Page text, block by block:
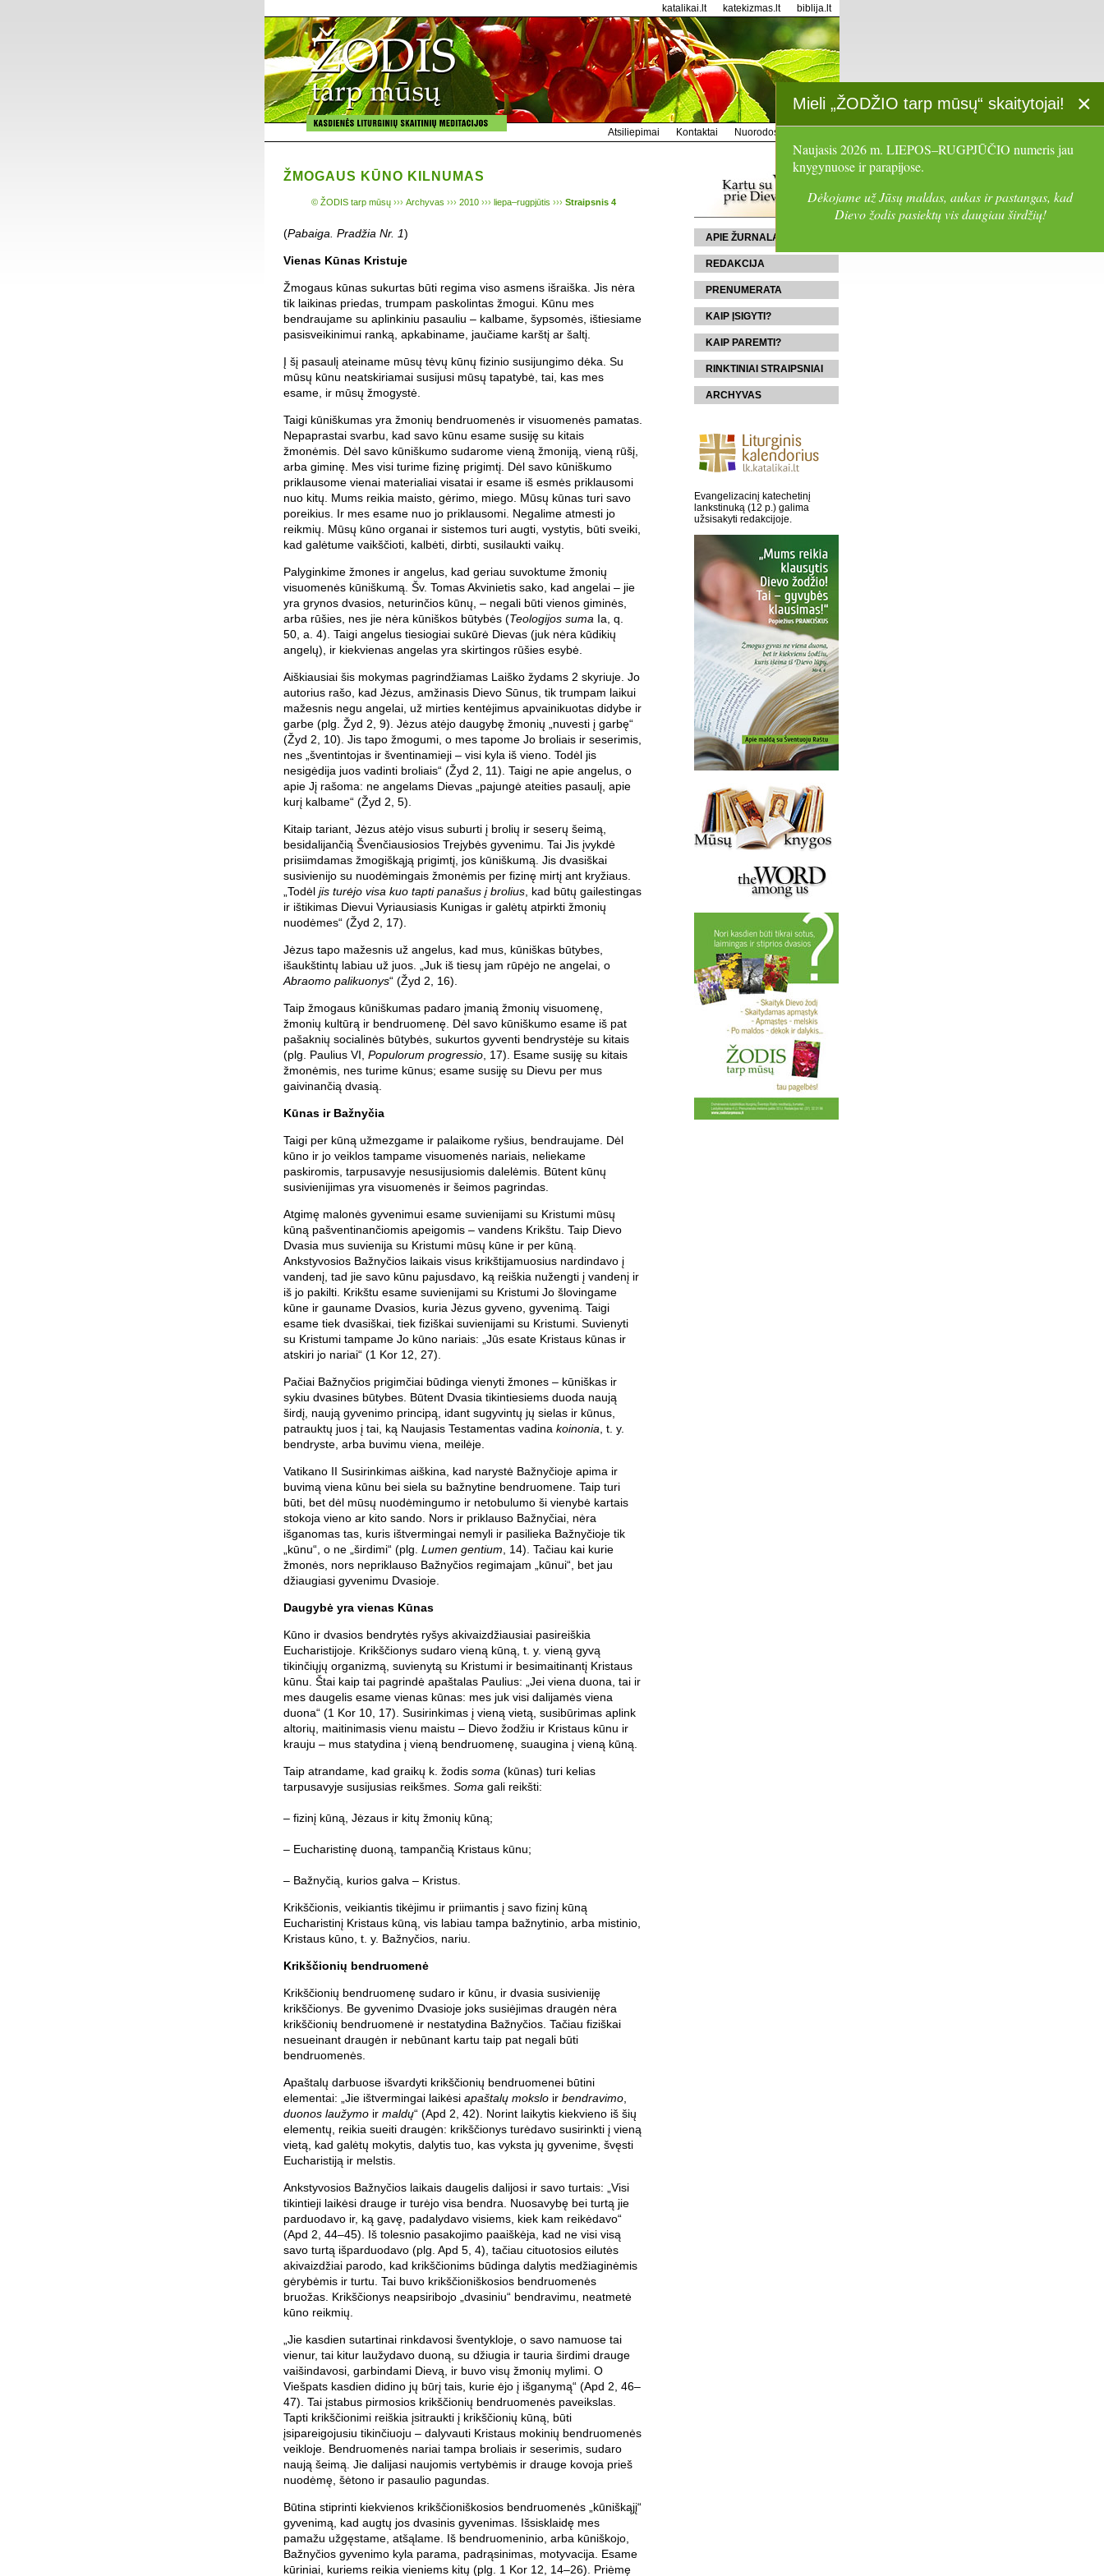
katalikai.lt katekizmas.lt biblija.lt
Atsiliepimai Kontaktai Nuorodos
ŽMOGAUS KŪNO KILNUMAS
© ŽODIS tarp mūsų ››› Archyvas ››› 2010 ››› liepa–rugpjūtis ››› Straipsnis 4
(Pabaiga. Pradžia Nr. 1)
Vienas Kūnas Kristuje
Žmogaus kūnas sukurtas būti regima viso asmens išraiška. Jis nėra
tik laikinas priedas, trumpam paskolintas žmogui. Kūnu mes
bendraujame su aplinkiniu pasauliu – kalbame, šypsomės, ištiesiame
pasisveikinimui ranką, apkabiname, jaučiame karštį ar šaltį.
Į šį pasaulį ateiname mūsų tėvų kūnų fizinio susijungimo dėka. Su
mūsų kūnu neatskiriamai susijusi mūsų tapatybė, tai, kas mes
esame, ir mūsų žmogystė.
Taigi kūniškumas yra žmonių bendruomenės ir visuomenės pamatas.
Nepaprastai svarbu, kad savo kūnu esame susiję su kitais
žmonėmis. Dėl savo kūniškumo sudarome vieną žmoniją, vieną rūšį,
arba giminę. Mes visi turime fizinę prigimtį. Dėl savo kūniškumo
priklausome vienai materialiai visatai ir esame iš esmės priklausomi
nuo kitų. Mums reikia maisto, gėrimo, miego. Mūsų kūnas turi savo
poreikius. Ir mes esame nuo jo priklausomi. Negalime atmesti jo
reikmių. Mūsų kūno organai ir sistemos turi augti, vystytis, būti sveiki,
kad galėtume vaikščioti, kalbėti, dirbti, susilaukti vaikų.
Palyginkime žmones ir angelus, kad geriau suvoktume žmonių
visuomenės kūniškumą. Šv. Tomas Akvinietis sako, kad angelai – jie
yra grynos dvasios, neturinčios kūnų, – negali būti vienos giminės,
arba rūšies, nes jie nėra kūniškos būtybės (Teologijos suma Ia, q.
50, a. 4). Taigi angelus tiesiogiai sukūrė Dievas (juk nėra kūdikių
angelų), ir kiekvienas angelas yra skirtingos rūšies esybė.
Aiškiausiai šis mokymas pagrindžiamas Laiško žydams 2 skyriuje. Jo
autorius rašo, kad Jėzus, amžinasis Dievo Sūnus, tik trumpam laikui
mažesnis negu angelai, už mirties kentėjimus apvainikuotas didybe ir
garbe (plg. Žyd 2, 9). Jėzus atėjo daugybę žmonių „nuvesti į garbę“
(Žyd 2, 10). Jis tapo žmogumi, o mes tapome Jo broliais ir seserimis,
nes „šventintojas ir šventinamieji – visi kyla iš vieno. Todėl jis
nesigėdija juos vadinti broliais“ (Žyd 2, 11). Taigi ne apie angelus, o
apie Jį rašoma: ne angelams Dievas „pajungė ateities pasaulį, apie
kurį kalbame“ (Žyd 2, 5).
Kitaip tariant, Jėzus atėjo visus suburti į brolių ir seserų šeimą,
besidalijančią Švenčiausiosios Trejybės gyvenimu. Tai Jis įvykdė
prisiimdamas žmogiškąją prigimtį, jos kūniškumą. Jis dvasiškai
susivienijo su nuodėmingais žmonėmis per fizinę mirtį ant kryžiaus.
„Todėl jis turėjo visa kuo tapti panašus į brolius , kad būtų gailestingas
ir ištikimas Dievui Vyriausiasis Kunigas ir galėtų atpirkti žmonių
nuodėmes“ (Žyd 2, 17).
Jėzus tapo mažesnis už angelus, kad mus, kūniškas būtybes,
išaukštintų labiau už juos. „Juk iš tiesų jam rūpėjo ne angelai, o
Abraomo palikuonys“ (Žyd 2, 16).
Taip žmogaus kūniškumas padaro įmanią žmonių visuomenę,
žmonių kultūrą ir bendruomenę. Dėl savo kūniškumo esame iš pat
pašaknių socialinės būtybės, sukurtos gyventi bendrystėje su kitais
(plg. Paulius VI, Populorum progressio , 17). Esame susiję su kitais
žmonėmis, nes turime kūnus; esame susiję su Dievu per mus
gaivinančią dvasią.
Kūnas ir Bažnyčia
Taigi per kūną užmezgame ir palaikome ryšius, bendraujame. Dėl
kūno ir jo veiklos tampame visuomenės nariais, neliekame
paskiromis, tarpusavyje nesusijusiomis dalelėmis. Būtent kūnų
susivienijimas yra visuomenės ir šeimos pagrindas.
Atgimę malonės gyvenimui esame suvienijami su Kristumi mūsų
kūną pašventinančiomis apeigomis – vandens Krikštu. Taip Dievo
Dvasia mus suvienija su Kristumi mūsų kūne ir per kūną.
Ankstyvosios Bažnyčios laikais visus krikštijamuosius nardindavo į
vandenį, tad jie savo kūnu pajusdavo, ką reiškia nužengti į vandenį ir
iš jo pakilti. Krikštu esame suvienijami su Kristumi Jo šlovingame
kūne ir gauname Dvasios, kuria Jėzus gyveno, gyvenimą. Taigi
esame tiek dvasiškai, tiek fiziškai suvienijami su Kristumi. Suvienyti
su Kristumi tampame Jo kūno nariais: „Jūs esate Kristaus kūnas ir
atskiri jo nariai“ (1 Kor 12, 27).
Pačiai Bažnyčios prigimčiai būdinga vienyti žmones – kūniškas ir
sykiu dvasines būtybes. Būtent Dvasia tikintiesiems duoda naują
širdį, naują gyvenimo principą, idant sugyvintų jų sielas ir kūnus,
patrauktų juos į tai, ką Naujasis Testamentas vadina koinonia , t. y.
bendryste, arba buvimu viena, meilėje.
Vatikano II Susirinkimas aiškina, kad narystė Bažnyčioje apima ir
buvimą viena kūnu bei siela su bažnytine bendruomene. Taip turi
būti, bet dėl mūsų nuodėmingumo ir netobulumo ši vienybė kartais
stokoja vieno ar kito sando. Nors ir priklauso Bažnyčiai, nėra
išganomas tas, kuris ištvermingai nemyli ir pasilieka Bažnyčioje tik
„kūnu“, o ne „širdimi“ (plg. Lumen gentium , 14). Tačiau kai kurie
žmonės, nors nepriklauso Bažnyčios regimajam „kūnui“, bet jau
džiaugiasi gyvenimu Dvasioje.
Daugybė yra vienas Kūnas
Kūno ir dvasios bendrytės ryšys akivaizdžiausiai pasireiškia
Eucharistijoje. Krikščionys sudaro vieną kūną, t. y. vieną gyvą
tikinčiųjų organizmą, suvienytą su Kristumi ir besimaitinantį Kristaus
kūnu. Štai kaip tai pagrindė apaštalas Paulius: „Jei viena duona, tai ir
mes daugelis esame vienas kūnas: mes juk visi dalijamės viena
duona“ (1 Kor 10, 17). Susirinkimas į vieną vietą, susibūrimas aplink
altorių, maitinimasis vienu maistu – Dievo žodžiu ir Kristaus kūnu ir
krauju – mus statydina į vieną bendruomenę, suaugina į vieną kūną.
Taip atrandame, kad graikų k. žodis soma (kūnas) turi kelias
tarpusavyje susijusias reikšmes. Soma gali reikšti:
– fizinį kūną, Jėzaus ir kitų žmonių kūną;
– Eucharistinę duoną, tampančią Kristaus kūnu;
– Bažnyčią, kurios galva – Kristus.
Krikščionis, veikiantis tikėjimu ir priimantis į savo fizinį kūną
Eucharistinį Kristaus kūną, vis labiau tampa bažnytinio, arba mistinio,
Kristaus kūno, t. y. Bažnyčios, nariu.
Krikščionių bendruomenė
Krikščionių bendruomenę sudaro ir kūnu, ir dvasia susivieniję
krikščionys. Be gyvenimo Dvasioje joks susiėjimas draugėn nėra
krikščionių bendruomenė ir nestatydina Bažnyčios. Tačiau fiziškai
nesueinant draugėn ir nebūnant kartu taip pat negali būti
bendruomenės.
Apaštalų darbuose išvardyti krikščionių bendruomenei būtini
elementai: „Jie ištvermingai laikėsi apaštalų mokslo ir bendravimo
duonos laužymo ir maldų“ (Apd 2, 42). Norint laikytis kiekvieno iš šių
elementų, reikia sueiti draugėn: krikščionys turėdavo susirinkti į vieną
vietą, kad galėtų mokytis, dalytis tuo, kas vyksta jų gyvenime, švęsti
Eucharistiją ir melstis.
Ankstyvosios Bažnyčios laikais daugelis dalijosi ir savo turtais: „Visi
tikintieji laikėsi drauge ir turėjo visa bendra. Nuosavybę bei turtą jie
parduodavo ir, ką gavę, padalydavo visiems, kiek kam reikėdavo“
(Apd 2, 44–45). Iš tolesnio pasakojimo paaiškėja, kad ne visi visą
savo turtą išparduodavo (plg. Apd 5, 4), tačiau cituotosios eilutės
akivaizdžiai parodo, kad krikščionims būdinga dalytis medžiaginėmis
gėrybėmis ir turtu. Tai buvo krikščioniškosios bendruomenės
bruožas. Krikščionys neapsiribojo „dvasiniu“ bendravimu, neatmetė
kūno reikmių.
„Jie kasdien sutartinai rinkdavosi šventykloje, o savo namuose tai
vienur, tai kitur laužydavo duoną, su džiugia ir tauria širdimi drauge
vaišindavosi, garbindami Dievą, ir buvo visų žmonių mylimi. O
Viešpats kasdien didino jų būrį tais, kurie ėjo į išganymą“ (Apd 2, 46–
47). Tai įstabus pirmosios krikščionių bendruomenės paveikslas.
Tapti krikščionimi reiškia įsitraukti į krikščionių kūną, būti
įsipareigojusiu tikinčiuoju – dalyvauti Kristaus mokinių bendruomenės
veikloje. Bendruomenės nariai tampa broliais ir seserimis, sudaro
naują šeimą. Jie dalijasi naujomis vertybėmis ir drauge kovoja prieš
nuodėmę, šėtono ir pasaulio pagundas.
Būtina stiprinti kiekvienos krikščioniškosios bendruomenės „kūniškąjį“
gyvenimą, kad augtų jos dvasinis gyvenimas. Išsisklaidę mes
pamažu užgęstame, atšąlame. Iš bendruomeninio, arba kūniškojo,
Bažnyčios gyvenimo kyla parama, padrąsinimas, motyvacija. Esame
kūriniai, kuriems reikia vieniems kitų (plg. 1 Kor 12, 14–26). Priėmę
APIE ŽURNALĄ
REDAKCIJA
PRENUMERATA
KAIP ĮSIGYTI?
KAIP PAREMTI?
RINKTINIAI STRAIPSNIAI
ARCHYVAS
Evangelizacinį katechetinį
lankstinuką (12 p.) galima
užsisakyti redakcijoje.
Mieli „ŽODŽIO tarp mūsų“ skaitytojai! ×
Naujasis 2026 m. LIEPOS–RUGPJŪČIO numeris jau
knygynuose ir parapijose.
Dėkojame už Jūsų maldas, aukas ir pastangas, kad
Dievo žodis pasiektų vis daugiau širdžių!